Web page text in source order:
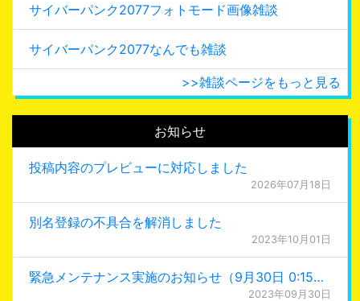
サイバーパンク2077フォトモード画像雑談
サイバーパンク2077なんでも雑談
>>雑談ページをもっと見る
お知らせ
投稿内容のプレビューに対応しました
2026年07月18日
別名登録の不具合を解消しました
2023年10月01日
緊急メンテナンス実施のお知らせ（9月30日 0:15更新）
2023年09月30日